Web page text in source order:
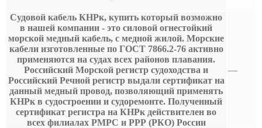
Судовой кабель КНРк, купить который возможно
в нашей компании - это силовой огнестойкий
морской медный кабель, с медной жилой. Морские
кабели изготовленные по ГОСТ 7866.2-76 активно
применяются на судах всех районов плавания.
Российский Морской регистр судоходства и
Российский Речной регистр выдали сертификат на
данный медный провод, позволяющий применять
КНРк в судостроении и судоремонте. Полученный
сертификат регистра на КНРк действителен во
всех филиалах РМРС и РРР (РКО) России
—